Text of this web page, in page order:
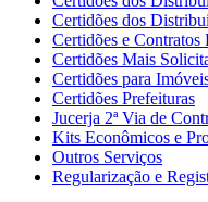
Certidões dos
Certidões e Contratos
Certidões Mais
Certidões para
Certidões Prefeituras
Jucerja 2ª Via de
Kits Econômicos e
Outros Serviços
Regularização e